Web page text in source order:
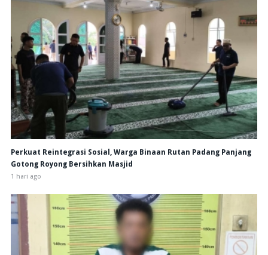
Perkuat Reintegrasi Sosial, Warga Binaan Rutan Padang Panjang
Gotong Royong Bersihkan Masjid
1 hari ago